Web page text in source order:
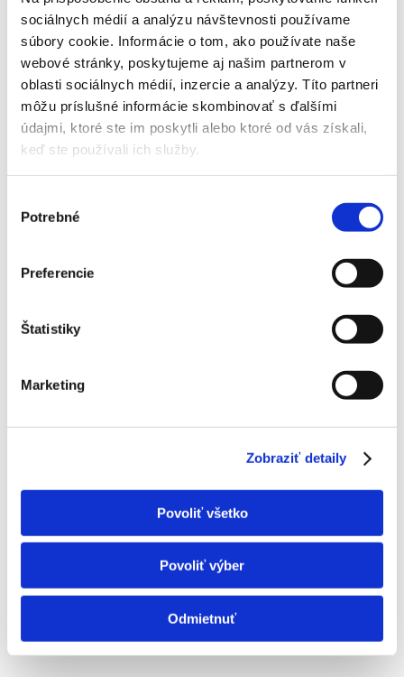
sociálnych médií a analýzu návštevnosti používame
súbory cookie. Informácie o tom, ako používate naše
webové stránky, poskytujeme aj našim partnerom v
oblasti sociálnych médií, inzercie a analýzy. Títo partneri
môžu príslušné informácie skombinovať s ďalšími
údajmi, ktoré ste im poskytli alebo ktoré od vás získali,
keď ste používali ich služby.
súhlasu
Potrebné
Preferencie
Štatistiky
Marketing
Zobraziť detaily
Povoliť všetko
Povoliť výber
Odmietnuť
Sinclair MARVIN multisplit 2,7KW + 5,3kW biela s montážou
Sinclair MARVIN multisplit 2×2,7KW + 5,3kW biela s
montážou